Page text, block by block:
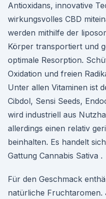
Antioxidans, innovative
wirkungsvolles CBD
werden mithilfe der
Körper transportiert und
optimale Resorption.
Oxidation und freien
Unter allen Vitaminen ist
Cibdol, Sensi Seeds,
wird industriell aus
allerdings einen relativ
beinhalten. Es handelt
Gattung Cannabis Sativa .
Für den Geschmack
natürliche Fruchtaromen.